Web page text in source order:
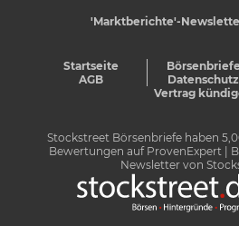
'Marktberichte'-
Startseite
AGB
Datenschutz
Vertrag
Stockstreet Börsenbriefe haben
Bewertungen auf ProvenExpert
|
Newsletter von